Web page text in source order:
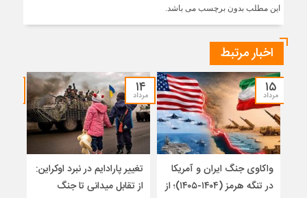
این مطلب بدون برچسب می باشد.
اخبار مرتبط
۱۵
مرداد
واکاوی جنگ ایران و آمریکا
در تنگه هرمز (۱۴۰۴-۱۴۰۵)؛ از
۱۴
مرداد
تغییر پارادایم در نبرد اوکراین:
از تقابل میدانی تا جنگ